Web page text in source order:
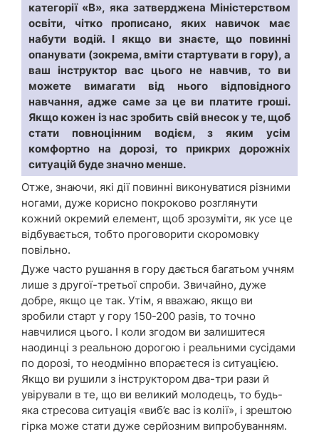
категорії «В», яка затверджена Міністерством
освіти, чітко прописано, яких навичок має
набути водій. І якщо ви знаєте, що повинні
опанувати (зокрема, вміти стартувати в гору), а
ваш інструктор вас цього не навчив, то ви
можете вимагати від нього відповідного
навчання, адже саме за це ви платите гроші.
Якщо кожен із нас зробить свій внесок у те, щоб
стати повноцінним водієм, з яким усім
комфортно на дорозі, то прикрих дорожніх
ситуацій буде значно менше.
Отже, знаючи, які дії повинні виконуватися різними
ногами, дуже корисно покроково розглянути
кожний окремий елемент, щоб зрозуміти, як усе це
відбувається, тобто проговорити скоромовку
повільно.
Дуже часто рушання в гору дається багатьом учням
лише з другої-третьої спроби. Звичайно, дуже
добре, якщо це так. Утім, я вважаю, якщо ви
зробили старт у гору 150-200 разів, то точно
навчилися цього. І коли згодом ви залишитеся
наодинці з реальною дорогою і реальними сусідами
по дорозі, то неодмінно впораєтеся із ситуацією.
Якщо ви рушили з інструктором два-три рази й
увірували в те, що ви великий молодець, то будь-
яка стресова ситуація «виб’є вас із колії», і зрештою
гірка може стати дуже серйозним випробуванням.